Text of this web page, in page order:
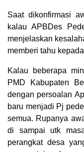
Saat dikonfirmasi
kalau APBDes
menjelaskan
memberi tahu
Kalau beberapa
PMD Kabupaten
dengan persoalan
baru menjadi Pj
semua. Rupanya
di sampai utk
perangkat desa